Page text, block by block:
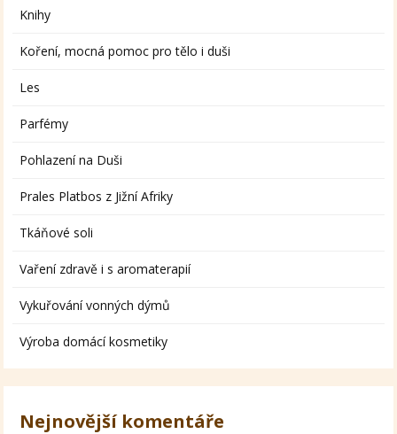
Knihy
Koření, mocná pomoc pro tělo i duši
Les
Parfémy
Pohlazení na Duši
Prales Platbos z Jižní Afriky
Tkáňové soli
Vaření zdravě i s aromaterapií
Vykuřování vonných dýmů
Výroba domácí kosmetiky
Nejnovější komentáře